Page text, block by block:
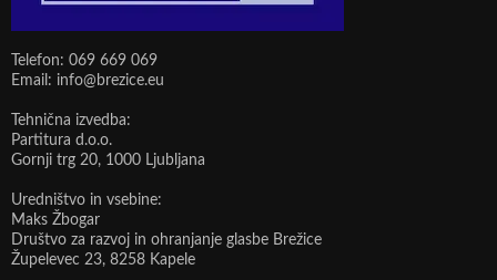
Telefon: 069 669 069
Email: info@brezice.eu
Tehnična izvedba:
Partitura d.o.o.
Gornji trg 20, 1000 Ljubljana
Uredništvo in vsebine:
Maks Žbogar
Društvo za razvoj in ohranjanje glasbe Brežice
Župelevec 23, 8258 Kapele